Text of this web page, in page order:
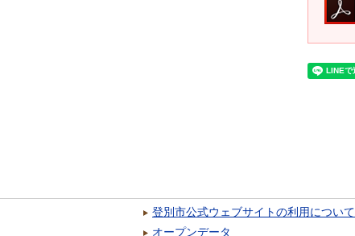
登別市公式ウェブサイトの利用について
オープンデータ